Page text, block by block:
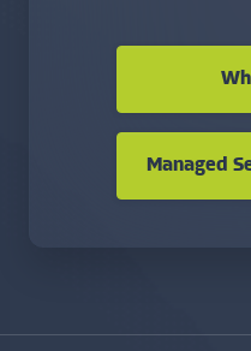
Managed